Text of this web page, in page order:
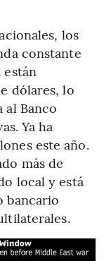
los
constante
dólares, lo
al Banco
Ya ha
este año.
más de
local y está
bancario